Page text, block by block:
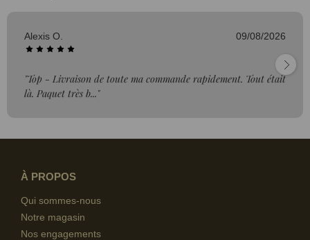
Alexis O. 09/08/2026
"Top - Livraison de toute ma commande rapidement. Tout était
là. Paquet très b..."
À PROPOS
Qui sommes-nous
Notre magasin
Nos engagements